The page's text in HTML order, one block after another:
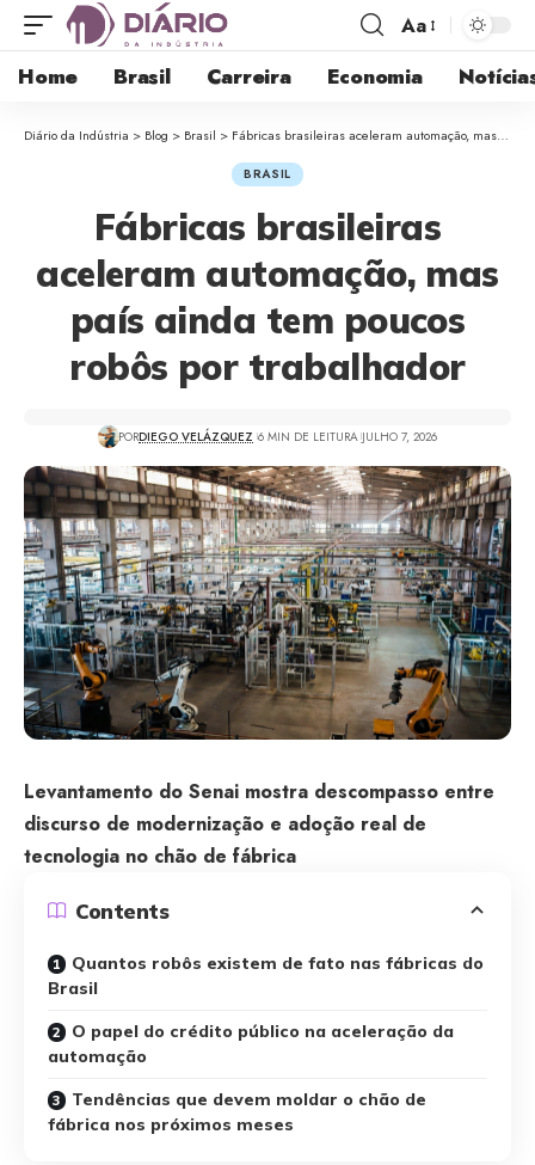
Aa
Home Brasil Carreira Economia
Diário da Indústria > Blog > Brasil > Fábricas brasileiras aceleram automação, mas país ainda tem poucos robôs por trabalhador
BRASIL
Fábricas brasileiras
aceleram automação, mas
país ainda tem poucos
robôs por trabalhador
PORDIEGO VELÁZQUEZ 6 MIN DE LEITURA JULHO 7, 2026
Levantamento do Senai mostra descompasso entre
discurso de modernização e adoção real de
tecnologia no chão de fábrica
Contents
Quantos robôs existem de fato nas fábricas do
Brasil
O papel do crédito público na aceleração da
automação
Tendências que devem moldar o chão de
fábrica nos próximos meses